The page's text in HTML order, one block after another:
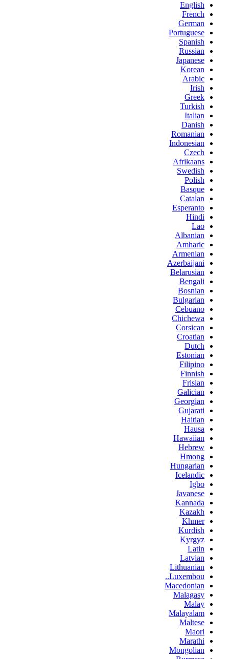
English
French
German
Portuguese
Spanish
Russian
Japanese
Korean
Arabic
Irish
Greek
Turkish
Italian
Danish
Romanian
Indonesian
Czech
Afrikaans
Swedish
Polish
Basque
Catalan
Esperanto
Hindi
Lao
Albanian
Amharic
Armenian
Azerbaijani
Belarusian
Bengali
Bosnian
Bulgarian
Cebuano
Chichewa
Corsican
Croatian
Dutch
Estonian
Filipino
Finnish
Frisian
Galician
Georgian
Gujarati
Haitian
Hausa
Hawaiian
Hebrew
Hmong
Hungarian
Icelandic
Igbo
Javanese
Kannada
Kazakh
Khmer
Kurdish
Kyrgyz
Latin
Latvian
Lithuanian
Luxembou..
Macedonian
Malagasy
Malay
Malayalam
Maltese
Maori
Marathi
Mongolian